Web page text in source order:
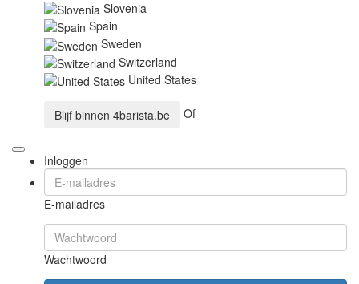
Slovenia
Spain
Sweden
Switzerland
United States
Blijf binnen 4barista.be Of
Inloggen
E-mailadres
Wachtwoord